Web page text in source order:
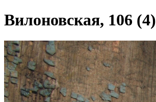
Вилоновская, 106 (4)